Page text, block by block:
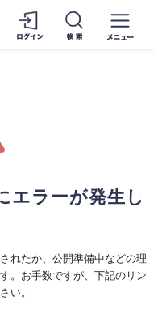
エラーが発生し
れたか、公開準備中などの理
。お手数ですが、下記のリン
い。